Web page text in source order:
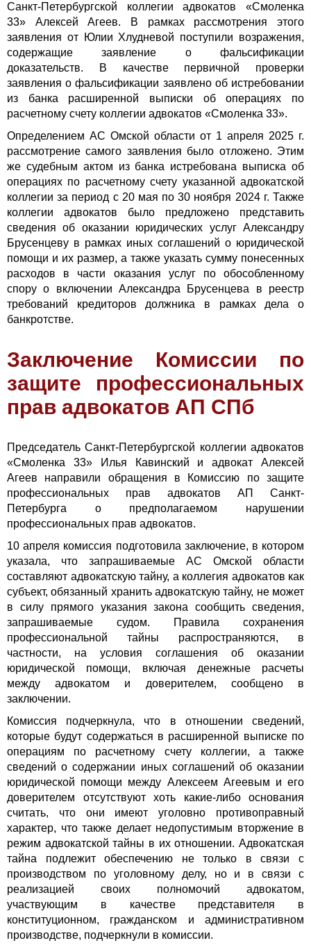
Санкт-Петербургской коллегии адвокатов «Смоленка
33» Алексей Агеев. В рамках рассмотрения этого
заявления от Юлии Хлудневой поступили возражения,
содержащие заявление о фальсификации
доказательств. В качестве первичной проверки
заявления о фальсификации заявлено об истребовании
из банка расширенной выписки об операциях по
расчетному счету коллегии адвокатов «Смоленка 33».
Определением АС Омской области от 1 апреля 2025 г.
рассмотрение самого заявления было отложено. Этим
же судебным актом из банка истребована выписка об
операциях по расчетному счету указанной адвокатской
коллегии за период с 20 мая по 30 ноября 2024 г. Также
коллегии адвокатов было предложено представить
сведения об оказании юридических услуг Александру
Брусенцеву в рамках иных соглашений о юридической
помощи и их размер, а также указать сумму понесенных
расходов в части оказания услуг по обособленному
спору о включении Александра Брусенцева в реестр
требований кредиторов должника в рамках дела о
банкротстве.
Заключение Комиссии по
защите профессиональных
прав адвокатов АП СПб
Председатель Санкт-Петербургской коллегии адвокатов
«Смоленка 33» Илья Кавинский и адвокат Алексей
Агеев направили обращения в Комиссию по защите
профессиональных прав адвокатов АП Санкт-
Петербурга о предполагаемом нарушении
профессиональных прав адвокатов.
10 апреля комиссия подготовила заключение, в котором
указала, что запрашиваемые АС Омской области
составляют адвокатскую тайну, а коллегия адвокатов как
субъект, обязанный хранить адвокатскую тайну, не может
в силу прямого указания закона сообщить сведения,
запрашиваемые судом. Правила сохранения
профессиональной тайны распространяются, в
частности, на условия соглашения об оказании
юридической помощи, включая денежные расчеты
между адвокатом и доверителем, сообщено в
заключении.
Комиссия подчеркнула, что в отношении сведений,
которые будут содержаться в расширенной выписке по
операциям по расчетному счету коллегии, а также
сведений о содержании иных соглашений об оказании
юридической помощи между Алексеем Агеевым и его
доверителем отсутствуют хоть какие-либо основания
считать, что они имеют уголовно противоправный
характер, что также делает недопустимым вторжение в
режим адвокатской тайны в их отношении. Адвокатская
тайна подлежит обеспечению не только в связи с
производством по уголовному делу, но и в связи с
реализацией своих полномочий адвокатом,
участвующим в качестве представителя в
конституционном, гражданском и административном
производстве, подчеркнули в комиссии.